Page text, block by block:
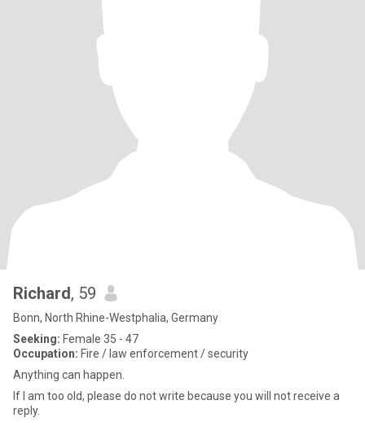
Richard, 59
Bonn, North Rhine-Westphalia, Germany
Seeking: Female 35 - 47
Occupation: Fire / law enforcement / security
Anything can happen.
If I am too old, please do not write because you will not receive a
reply.